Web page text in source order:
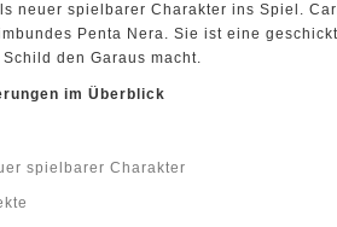
neuer spielbarer Charakter ins Spiel.
Penta Nera. Sie ist eine
den Garaus macht.
im Überblick
spielbarer Charakter